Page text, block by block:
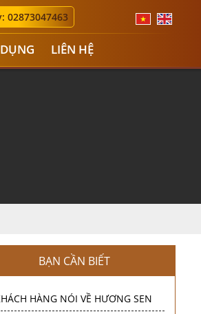
02873047463
LIÊN HỆ
BẠN CẦN BIẾT
HÀNG NÓI VỀ HƯƠNG SEN